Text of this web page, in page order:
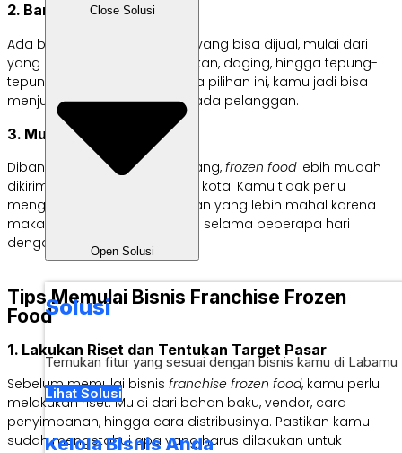
Close Solusi
Open Solusi
Solusi
Temukan fitur yang sesuai dengan bisnis kamu di Labamu
Lihat Solusi
Kelola Bisnis Anda
2. Banyak Jenisnya
Ada banyak jenis
yang bisa dijual, mulai dari
yang berbahan baku ayam, ikan, daging, hingga tepung-
tepungan. Dengan banyaknya pilihan ini, kamu jadi bisa
menjual berbagai varian kepada pelanggan.
3. Mudah Dikirim
Dibandingkan makanan matang, frozen food lebih mudah
dikirim, bahkan hingga ke luar kota. Kamu tidak perlu
menggunakan jasa kirim instan yang lebih mahal karena
makanan beku bisa bertahan selama beberapa hari
dengan pengiriman reguler.
Tips Memulai Bisnis Franchise Frozen
Food
1. Lakukan Riset dan Tentukan Target Pasar
Sebelum memulai bisnis franchise frozen food, kamu perlu
melakukan riset. Mulai dari bahan baku, vendor, cara
penyimpanan, hingga cara distribusinya. Pastikan kamu
sudah mengetahui apa yang harus dilakukan untuk